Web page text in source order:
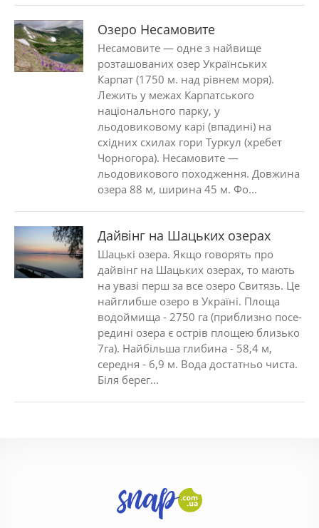
Озеро Несамовите
Несамовите — одне з найвище
розташованих озер Українських
Карпат (1750 м. над рівнем моря).
Лежить у межах Карпатського
національного парку, у
льодовиковому карі (впадині) на
східних схилах гори Туркул (хребет
Чорногора). Несамовите —
льодовикового походження. Довжина
озера 88 м, ширина 45 м. Фо...
Дайвінг на Шацьких озерах
Шацькі озера. Якщо говорять про
дайвінг на Шацьких озерах, то мають
на увазі перш за все озеро Свитязь. Це
найглибше озеро в Україні. Площа
водоймища - 2750 га (приблизно посе­
редині озера є острів площею близько
7га). Найбільша глибина - 58,4 м,
середня - 6,9 м. Вода достатньо чиста.
Біля берег...